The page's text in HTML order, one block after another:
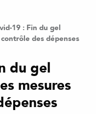
19 : Fin du gel
des dépenses
du gel
mesures